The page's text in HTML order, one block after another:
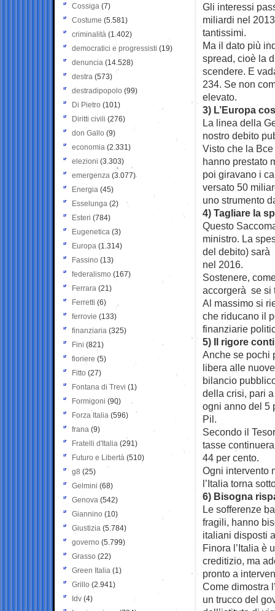
Gli interessi
miliardi nel
tantissimi.
Ma il dato più
spread, cioè la
scendere. E
234. Se non
elevato.
3) L’Europa
La linea della
nostro debito
Visto che la
hanno prestato
poi giravano i
versato 50
uno strumento
4) Tagliare la
Questo
ministro. La
del debito) sarà
nel 2016.
Sostenere,
accorgerà se si
Al massimo si
che riducano il
finanziarie
5) Il rigore
Anche se pochi
libera alle
bilancio
della crisi, pari
ogni anno del 5
Pil.
Secondo il
tasse
44 per cento.
Ogni intervento
l’Italia torna
6) Bisogna
Le sofferenze
fragili, hanno
italiani disposti
Finora l’Italia è
creditizio, ma
pronto a
Come dimostra
un trucco del
Cossiga (7)
Costume (5.581)
criminalità (1.402)
democratici e progressisti (19)
denuncia (14.528)
destra (573)
destradipopolo (99)
Di Pietro (101)
Diritti civili (276)
don Gallo (9)
economia (2.331)
elezioni (3.303)
emergenza (3.077)
Energia (45)
Esselunga (2)
Esteri (784)
Eugenetica (3)
Europa (1.314)
Fassino (13)
federalismo (167)
Ferrara (21)
Ferretti (6)
ferrovie (133)
finanziaria (325)
Fini (821)
fioriere (5)
Fitto (27)
Fontana di Trevi (1)
Formigoni (90)
Forza Italia (596)
frana (9)
Fratelli d'Italia (291)
Futuro e Libertà (510)
g8 (25)
Gelmini (68)
Genova (542)
Giannino (10)
Giustizia (5.784)
governo (5.799)
Grasso (22)
Green Italia (1)
Grillo (2.941)
Idv (4)